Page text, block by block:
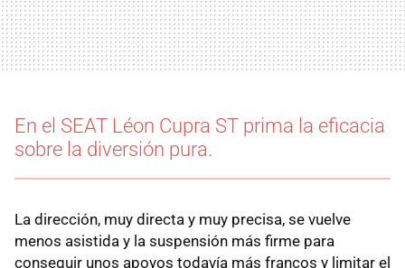
En el SEAT Léon Cupra ST prima la eficacia
sobre la diversión pura.
La dirección, muy directa y muy precisa, se vuelve
menos asistida y la suspensión más firme para
conseguir unos apoyos todavía más francos y limitar el